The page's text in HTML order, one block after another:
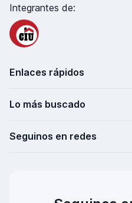
Integrantes de:
Enlaces rápidos
Lo más buscado
Seguinos en redes